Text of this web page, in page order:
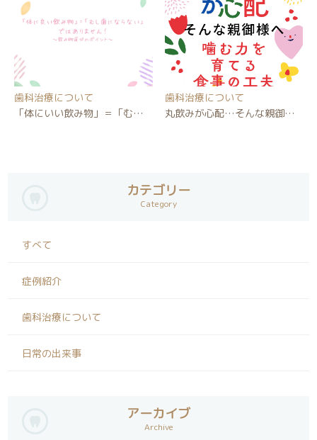
歯科治療について
「体にいい飲み物」＝「む…
歯科治療について
丸飲みが心配…そんな親御…
カテゴリー
Category
すべて
症例紹介
歯科治療について
日常の出来事
アーカイブ
Archive